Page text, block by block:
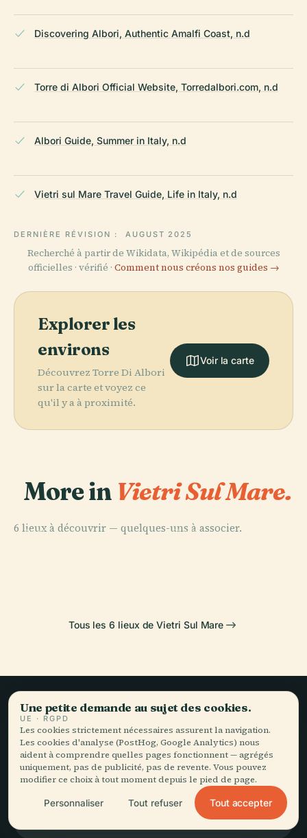
Discovering Albori, Authentic Amalfi Coast, n.d
Torre di Albori Official Website, Torredalbori.com, n.d
Albori Guide, Summer in Italy, n.d
Vietri sul Mare Travel Guide, Life in Italy, n.d
DERNIÈRE RÉVISION : AUGUST 2025
Recherché à partir de Wikidata, Wikipédia et de sources
officielles · vérifié · Comment nous créons nos guides →
Explorer les
environs
Découvrez Torre Di Albori
sur la carte et voyez ce
qu'il y a à proximité.
Voir la carte
More in Vietri Sul Mare.
6 lieux à découvrir — quelques-uns à associer.
PLACE PLACE
Tous les 6 lieux de Vietri Sul Mare
Le voyage lent,
bien raconté.
Rejoindre
Une petite demande au sujet des cookies.
UE · RGPD
Les cookies strictement nécessaires assurent la navigation.
Les cookies d'analyse (PostHog, Google Analytics) nous
aident à comprendre quelles pages fonctionnent — agrégés
uniquement, pas de publicité, pas de revente. Vous pouvez
modifier ce choix à tout moment depuis le pied de page.
Personnaliser Tout refuser Tout accepter